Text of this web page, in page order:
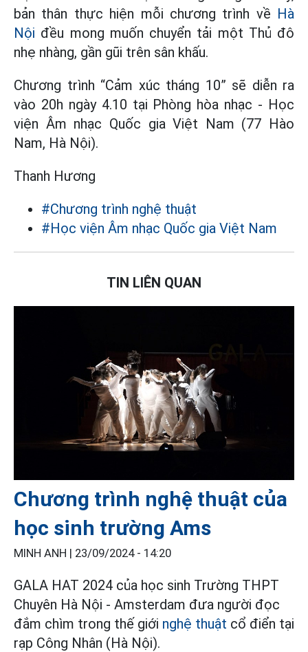
bản thân thực hiện mỗi chương trình về Hà
Nội đều mong muốn chuyển tải một Thủ đô
nhẹ nhàng, gần gũi trên sân khấu.
Chương trình “Cảm xúc tháng 10” sẽ diễn ra
vào 20h ngày 4.10 tại Phòng hòa nhạc - Học
viện Âm nhạc Quốc gia Việt Nam (77 Hào
Nam, Hà Nội).
Thanh Hương
#Chương trình nghệ thuật
#Học viện Âm nhạc Quốc gia Việt Nam
TIN LIÊN QUAN
Chương trình nghệ thuật của
học sinh trường Ams
MINH ANH | 23/09/2024 - 14:20
GALA HAT 2024 của học sinh Trường THPT
Chuyên Hà Nội - Amsterdam đưa người đọc
đắm chìm trong thế giới nghệ thuật cổ điển tại
rạp Công Nhân (Hà Nội).